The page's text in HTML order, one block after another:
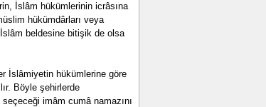
İslâm hükümlerinin icrâsına
hükümdârları veya
beldesine bitişik de olsa
İslâmiyetin hükümlerine göre
Böyle şehirlerde
imâm cumâ namazını